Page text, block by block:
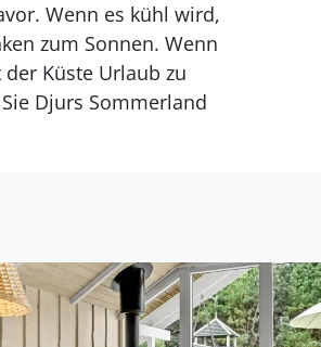
Wenn es kühl wird,
zum Sonnen. Wenn
Küste Urlaub zu
Djurs Sommerland